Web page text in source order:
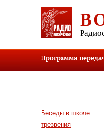
Программа
Беседы в школе
трезвения